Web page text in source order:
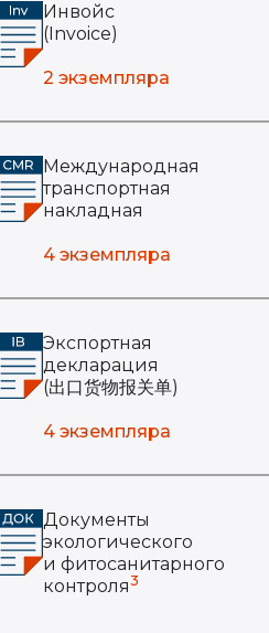
Инвойс
(Invoice)
2 экземпляра
Международная
транспортная
накладная
4 экземпляра
Экспортная
декларация
(出口货物报关单)
4 экземпляра
Документы
экологического
и фитосанитарного
контроля3